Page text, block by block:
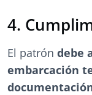
4.
El patrón debe
embarcación